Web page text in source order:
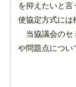
を抑えたいと
使協定方式には
当協議会のセ
や問題点につい